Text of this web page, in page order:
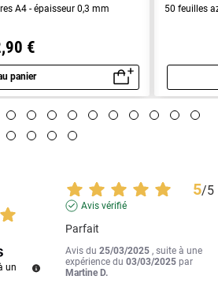
A4 - épaisseur 0,3 mm
€
panier
Aperçu rapide
50 feuilles
un
5/5
Avis vérifié
Parfait
Avis du25/03/2025 , suite à une
expérience du03/03/2025 par
Martine D.